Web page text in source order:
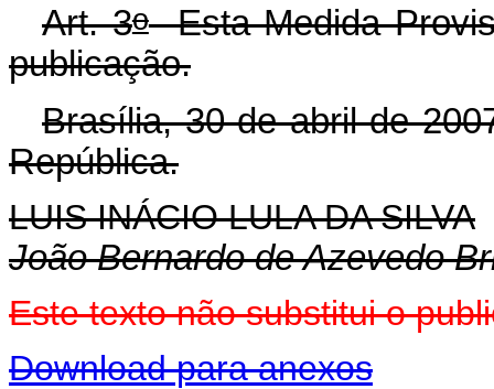
Art. 3oEsta Medida
publicação.
Brasília, 30 de abril de
República.
LUIS INÁCIO LULA DA SILVA
João Bernardo de Azevedo
Este texto não substitui o
Download para anexos